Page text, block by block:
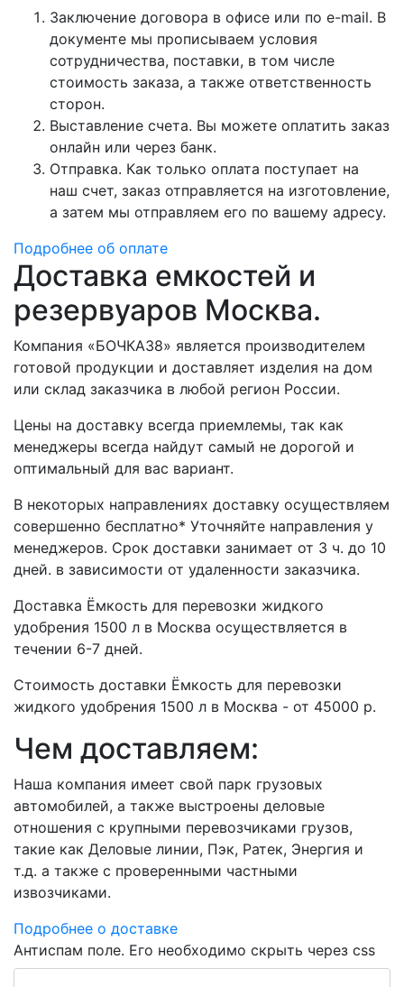
Заключение договора в офисе или по e-mail. В
документе мы прописываем условия
сотрудничества, поставки, в том числе
стоимость заказа, а также ответственность
сторон.
Выставление счета. Вы можете оплатить заказ
онлайн или через банк.
Отправка. Как только оплата поступает на
наш счет, заказ отправляется на изготовление,
а затем мы отправляем его по вашему адресу.
Подробнее об оплате
Доставка емкостей и
резервуаров Москва.
Компания «БОЧКА38» является производителем
готовой продукции и доставляет изделия на дом
или склад заказчика в любой регион России.
Цены на доставку всегда приемлемы, так как
менеджеры всегда найдут самый не дорогой и
оптимальный для вас вариант.
В некоторых направлениях доставку осуществляем
совершенно бесплатно* Уточняйте направления у
менеджеров. Срок доставки занимает от 3 ч. до 10
дней. в зависимости от удаленности заказчика.
Доставка Ёмкость для перевозки жидкого
удобрения 1500 л в Москва осуществляется в
течении 6-7 дней.
Стоимость доставки Ёмкость для перевозки
жидкого удобрения 1500 л в Москва - от 45000 р.
Чем доставляем:
Наша компания имеет свой парк грузовых
автомобилей, а также выстроены деловые
отношения с крупными перевозчиками грузов,
такие как Деловые линии, Пэк, Ратек, Энергия и
т.д. а также с проверенными частными
извозчиками.
Подробнее о доставке
Антиспам поле. Его необходимо скрыть через css